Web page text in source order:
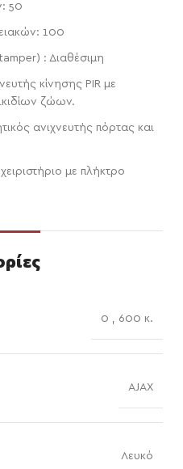
50
100
: Διαθέσιμη
κίνησης PIR με
ζώων.
ανιχνευτής πόρτας και
με πλήκτρο
0 , 600 κ.
AJAX
Λευκό